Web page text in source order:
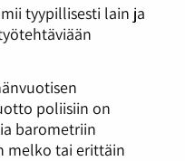
tyypillisesti lain ja
poliisiin on
barometriin
melko tai erittäin